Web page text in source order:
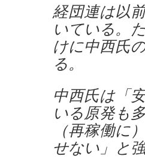
経団連は以
いている。
けに中西氏
る。
中西氏は「
いる原発も
（再稼働に
せない」と強